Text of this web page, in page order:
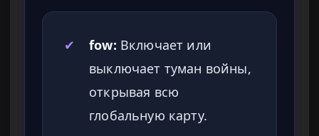
✔ fow: Включает или
выключает туман войны,
открывая всю
глобальную карту.